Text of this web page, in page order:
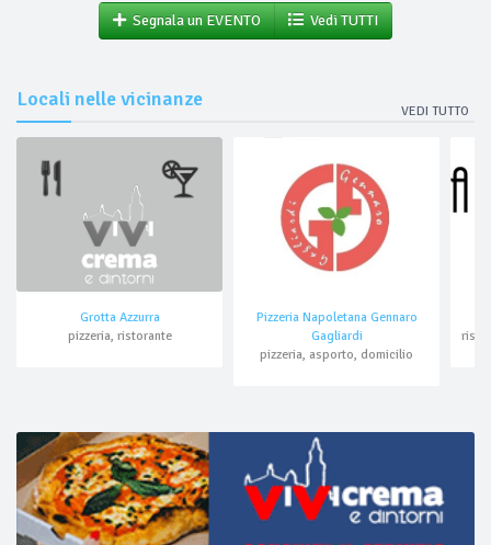
Segnala un EVENTO Vedi TUTTI
Locali nelle vicinanze
VEDI TUTTO
Grotta Azzurra
pizzeria, ristorante
Pizzeria Napoletana Gennaro
Gagliardi
pizzeria, asporto, domicilio